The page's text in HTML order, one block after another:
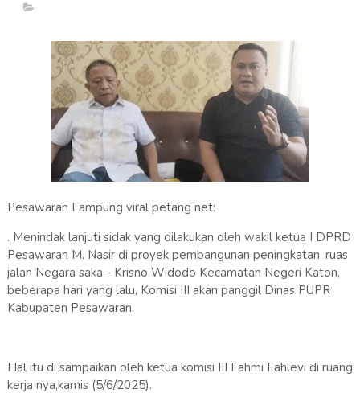
Pesawaran Lampung viral petang net:
. Menindak lanjuti sidak yang dilakukan oleh wakil ketua I DPRD
Pesawaran M. Nasir di proyek pembangunan peningkatan, ruas
jalan Negara saka - Krisno Widodo Kecamatan Negeri Katon,
beberapa hari yang lalu, Komisi III akan panggil Dinas PUPR
Kabupaten Pesawaran.
Hal itu di sampaikan oleh ketua komisi III Fahmi Fahlevi di ruang
kerja nya,kamis (5/6/2025).